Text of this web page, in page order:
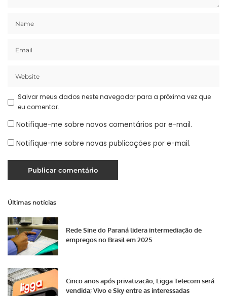
Salvar meus dados neste navegador para a próxima vez que
eu comentar.
Notifique-me sobre novos comentários por e-mail.
Notifique-me sobre novas publicações por e-mail.
Últimas notícias
Rede Sine do Paraná lidera intermediação de
empregos no Brasil em 2025
Cinco anos após privatização, Ligga Telecom será
vendida; Vivo e Sky entre as interessadas